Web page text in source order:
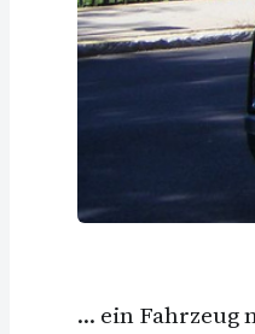
… ein Fahrzeug